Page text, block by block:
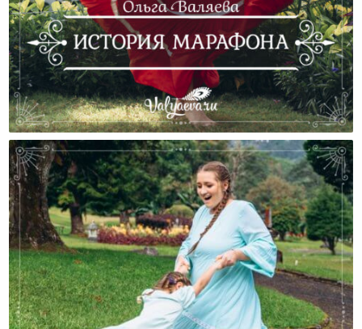
История Марафона